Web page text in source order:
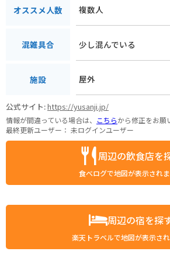
オススメ人数 複数人
混雑具合 少し混んでいる
施設 屋外
公式サイト:https://yusanji.jp/
情報が間違っている場合は、 こちらから修正をお願
最終更新ユーザー： 未ログインユーザー
周辺の飲食店を
食べログで地図が表示されま
周辺の宿を探
楽天トラベルで地図が表示され